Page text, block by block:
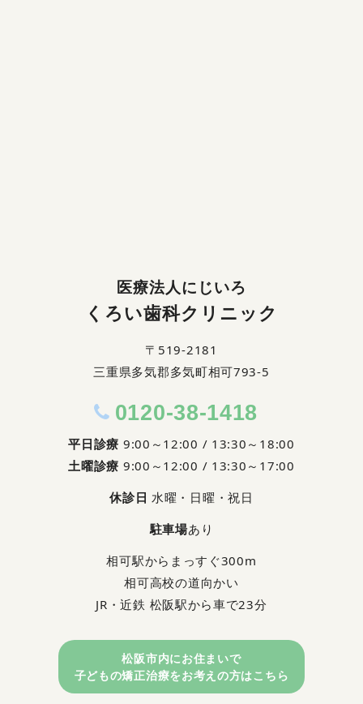
医療法人にじいろ
くろい歯科クリニック
〒519-2181
三重県多気郡多気町相可793-5
0120-38-1418
平日診療 9:00～12:00 / 13:30～18:00
土曜診療 9:00～12:00 / 13:30～17:00
休診日 水曜・日曜・祝日
駐車場あり
相可駅からまっすぐ300m
相可高校の道向かい
JR・近鉄 松阪駅から⾞で23分
松阪市内にお住まいで
⼦どもの矯正治療をお考えの⽅はこちら